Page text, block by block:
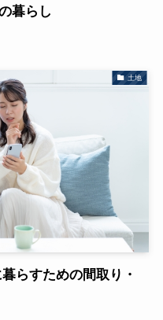
暮らし
土地
らすための間取り・